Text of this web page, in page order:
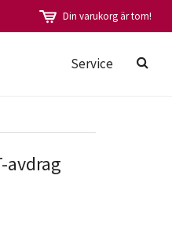
Din varukorg är tom!
Service
avdrag